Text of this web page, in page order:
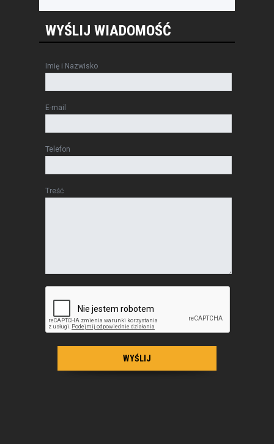
WYŚLIJ WIADOMOŚĆ
Imię i Nazwisko
E-mail
Telefon
Treść